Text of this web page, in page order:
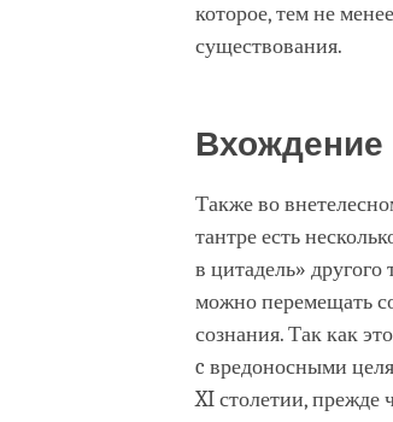
которое, тем не
существования.
Вхождение
Также во
тантре есть
в цитадель» другого
можно перемещать
сознания. Так как
c вредоносными
XI столетии, прежде